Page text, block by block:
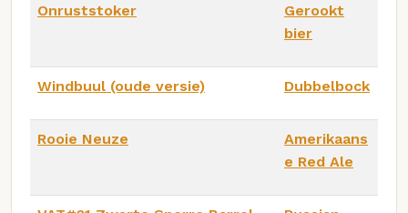
Onruststoker
Gerookt
bier
Windbuul (oude versie) Dubbelbock
Rooie Neuze
Amerikaans
e Red Ale